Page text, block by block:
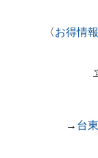
〈お得情
→ 台